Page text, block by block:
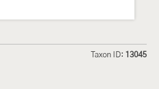
Taxon ID: 13045